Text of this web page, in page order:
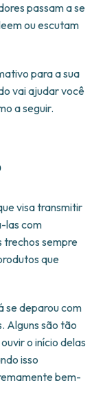
passam a se
ou escutam
para a sua
vai ajudar você
a seguir.
visa transmitir
las com
trechos sempre
que
se deparou com
Alguns são tão
o início delas
isso
bem-